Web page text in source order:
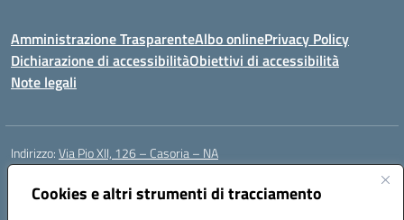
Cookies e altri strumenti di tracciamento
Amministrazione TrasparenteAlbo onlinePrivacy Policy
Dichiarazione di accessibilitàObiettivi di accessibilità
Note legali
Indirizzo:Via Pio XII, 126 – Casoria – NA
Centralino:
Posta elettronica certificata (PEC):naic8et00d@pec.istruzione.it